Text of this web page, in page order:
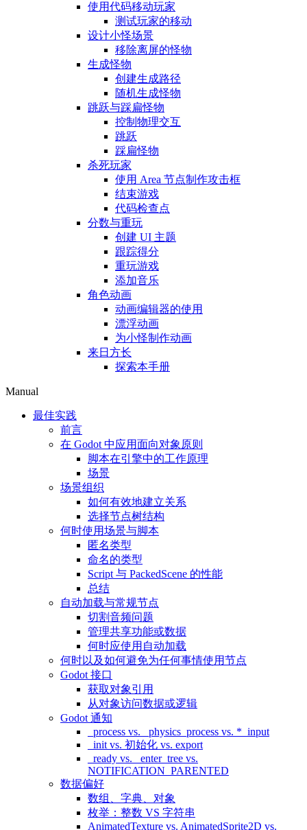
使用代码移动玩家
测试玩家的移动
设计小怪场景
移除离屏的怪物
生成怪物
创建生成路径
随机生成怪物
跳跃与踩扁怪物
控制物理交互
跳跃
踩扁怪物
杀死玩家
使用 Area 节点制作攻击框
结束游戏
代码检查点
分数与重玩
创建 UI 主题
跟踪得分
重玩游戏
添加音乐
角色动画
动画编辑器的使用
漂浮动画
为小怪制作动画
来日方长
探索本手册
Manual
最佳实践
前言
在 Godot 中应用面向对象原则
脚本在引擎中的工作原理
场景
场景组织
如何有效地建立关系
选择节点树结构
何时使用场景与脚本
匿名类型
命名的类型
Script 与 PackedScene 的性能
总结
自动加载与常规节点
切割音频问题
管理共享功能或数据
何时应使用自动加载
何时以及如何避免为任何事情使用节点
Godot 接口
获取对象引用
从对象访问数据或逻辑
Godot 通知
_process vs. _physics_process vs. *_input
_init vs. 初始化 vs. export
_ready vs. _enter_tree vs.
NOTIFICATION_PARENTED
数据偏好
数组、字典、对象
枚举：整数 VS 字符串
AnimatedTexture vs. AnimatedSprite2D vs.